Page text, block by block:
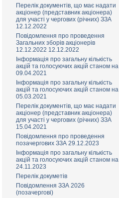
Перелік документів, що має надати
акціонер (представник акціонера)
для участі у чергових (річних) ЗЗА
12.12.2022
Повідомлення про проведення
Загальних зборів акціонерів
12.12.2022 12.12.2022
Інформація про загальну кількість
акцій та голосуючих акцій станом на
09.04.2021
Інформація про загальну кількість
акцій та голосуючих акцій станом на
05.03.2021
Перелік документів, що має надати
акціонер (представник акціонера)
для участі у чергових (річних) ЗЗА
15.04.2021
Повідомлення про проведення
позачергових ЗЗА 29.12.2023
Інформація про загальну кількість
акцій та голосуючих акцій станом на
24.11.2023
Перелік докуметів
Повідомлення ЗЗА 2026
(позачерговi)